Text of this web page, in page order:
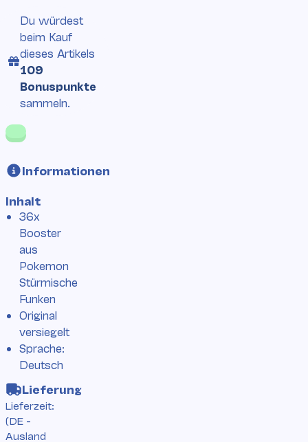
Inhalt
36x
Booster
aus
Pokemon
Stürmische
Funken
Original
versiegelt
Sprache:
Deutsch
Informationen
Lieferung
Lieferzeit:
(DE -
Ausland
Du würdest
beim Kauf
dieses Artikels
109
Bonuspunkte
sammeln.